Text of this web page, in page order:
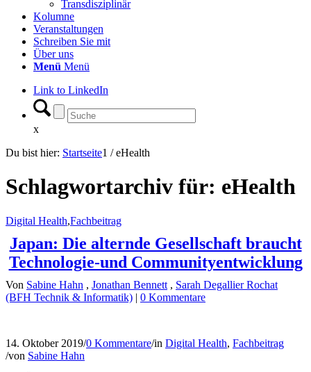
Transdisziplinär
Kolumne
Veranstaltungen
Schreiben Sie mit
Über uns
Menü Menü
Link to LinkedIn
x
Du bist hier: Startseite1 / eHealth
Schlagwortarchiv für: eHealth
Digital Health,Fachbeitrag
Japan: Die alternde Gesellschaft braucht
Technologie-und Communityentwicklung
Von Sabine Hahn , Jonathan Bennett , Sarah Degallier Rochat
(BFH Technik & Informatik) | 0 Kommentare
14. Oktober 2019/0 Kommentare/in Digital Health, Fachbeitrag
/von Sabine Hahn